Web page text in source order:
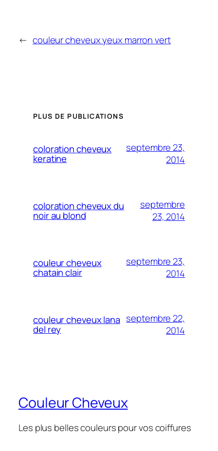
← couleur cheveux yeux marron vert
PLUS DE PUBLICATIONS
coloration cheveux
keratine
septembre 23,
2014
coloration cheveux du
noir au blond
septembre
23, 2014
couleur cheveux
chatain clair
septembre 23,
2014
couleur cheveux lana
del rey
septembre 22,
2014
Couleur Cheveux
Les plus belles couleurs pour vos coiffures